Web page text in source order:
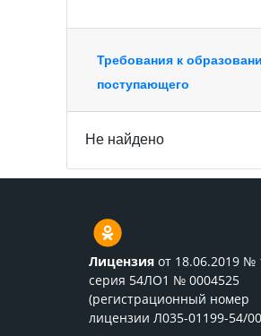
Требования к
поступающего
Не найдено
Лицензия от 18.06.2019 №
серия 54ЛО1 № 0004525
(регистрационный номер
лицензии Л035-01199-54/